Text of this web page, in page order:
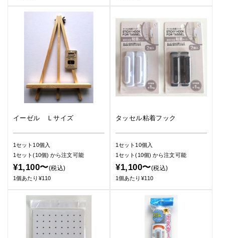
イーゼル Ｌサイズ
1セット10個入
1セット(10個)から注文可能
¥1,100〜(税込)
1個あたり¥110
タッセル粘着フック
1セット10個入
1セット(10個)から注文可能
¥1,100〜(税込)
1個あたり¥110